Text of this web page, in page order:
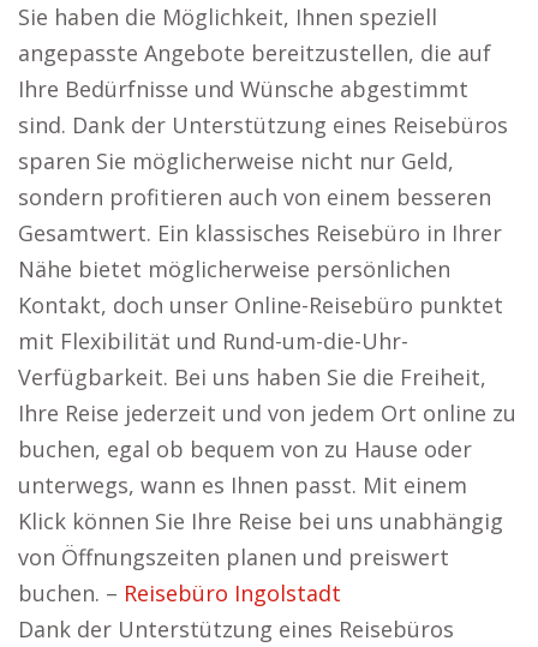
Sie haben die Möglichkeit, Ihnen speziell
angepasste Angebote bereitzustellen, die auf
Ihre Bedürfnisse und Wünsche abgestimmt
sind. Dank der Unterstützung eines Reisebüros
sparen Sie möglicherweise nicht nur Geld,
sondern profitieren auch von einem besseren
Gesamtwert. Ein klassisches Reisebüro in Ihrer
Nähe bietet möglicherweise persönlichen
Kontakt, doch unser Online-Reisebüro punktet
mit Flexibilität und Rund-um-die-Uhr-
Verfügbarkeit. Bei uns haben Sie die Freiheit,
Ihre Reise jederzeit und von jedem Ort online zu
buchen, egal ob bequem von zu Hause oder
unterwegs, wann es Ihnen passt. Mit einem
Klick können Sie Ihre Reise bei uns unabhängig
von Öffnungszeiten planen und preiswert
buchen. – Reisebüro Ingolstadt
Dank der Unterstützung eines Reisebüros